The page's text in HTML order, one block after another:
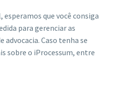
que você consiga
para gerenciar as
advocacia. Caso tenha se
sobre o iProcessum, entre